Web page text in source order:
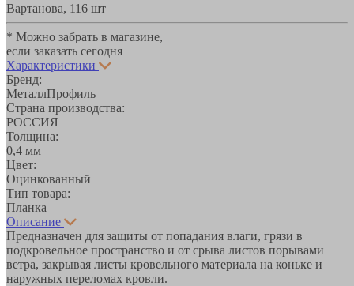
Вартанова, 116 шт
* Можно забрать в магазине,
если заказать сегодня
Характеристики
Бренд:
МеталлПрофиль
Страна производства:
РОССИЯ
Толщина:
0,4 мм
Цвет:
Оцинкованный
Тип товара:
Планка
Описание
Предназначен для защиты от попадания влаги, грязи в
подкровельное пространство и от срыва листов порывами
ветра, закрывая листы кровельного материала на коньке и
наружных переломах кровли.